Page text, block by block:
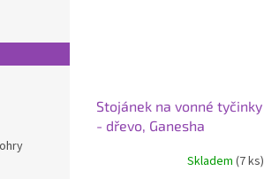
Stojánek na vonné tyčinky
- dřevo, Ganesha
Skladem (7 ks)